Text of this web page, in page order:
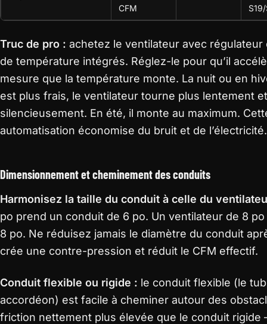
CFM
Truc de pro : achetez le ventilateur avec
de température intégrés. Réglez-le pour qu’il
mesure que la température monte. La nuit ou en
est plus frais, le ventilateur tourne plus lentement
silencieusement. En été, il monte au maximum.
automatisation économise du bruit et de l’électricité.
Dimensionnement et cheminement des conduits
Harmonisez la taille du conduit à celle du
po prend un conduit de 6 po. Un ventilateur de 8
8 po. Ne réduisez jamais le diamètre du conduit
crée une contre-pression et réduit le CFM effectif.
Conduit flexible ou rigide : le conduit flexible (le
accordéon) est facile à cheminer autour des
friction nettement plus élevée que le conduit